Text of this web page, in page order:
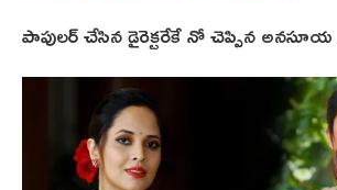
పాపులర్ చేసిన డైరెక్టరేకే నో చెప్పిన